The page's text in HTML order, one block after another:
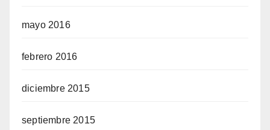
mayo 2016
febrero 2016
diciembre 2015
septiembre 2015